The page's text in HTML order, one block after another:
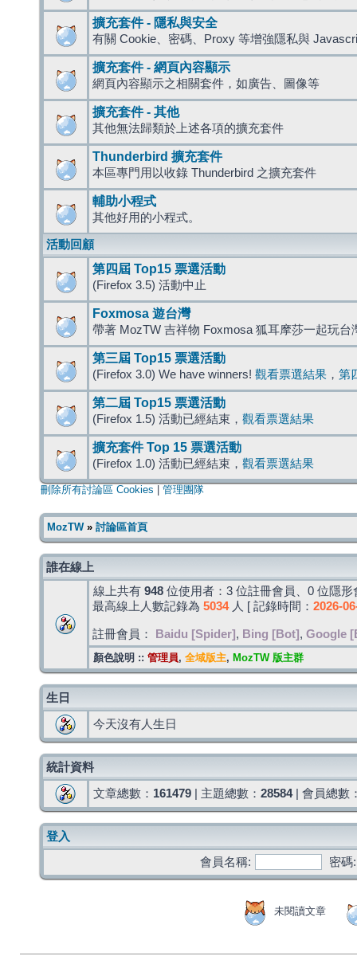
擴充套件 - 隱私與安全
有關 Cookie、密碼、Proxy 等增強隱私與
擴充套件 - 網頁內容顯示
網頁內容顯示之相關套件，如廣告、圖像等
擴充套件 - 其他
其他無法歸類於上述各項的擴充套件
Thunderbird 擴充套件
本區專門用以收錄 Thunderbird 之擴充套件
輔助小程式
其他好用的小程式。
活動回顧
第四屆 Top15 票選活動
(Firefox 3.5) 活動中止
Foxmosa 遊台灣
帶著 MozTW 吉祥物 Foxmosa 狐耳摩莎一起玩台
第三屆 Top15 票選活動
(Firefox 3.0) We have winners! 觀看票選結果 ， 第
第二屆 Top15 票選活動
(Firefox 1.5) 活動已經結束， 觀看票選結果
擴充套件 Top 15 票選活動
(Firefox 1.0) 活動已經結束， 觀看票選結果
刪除所有討論區 Cookies 管理團隊
MozTW» 討論區首頁
誰在線上
線上共有 948 位使用者：3 位註冊會員、0 位隱
最高線上人數記錄為 5034人 [ 記錄時間： 2026-
註冊會員： Baidu [Spider] , Bing [Bot] , Google
顏色說明 :: 管理員, 全域版主, MozTW 版主群
生日
今天沒有人生日
統計資料
文章總數： 161479 | 主題總數： 28584| 會員總數
登入
會員名稱:
密碼:
未閱讀文章